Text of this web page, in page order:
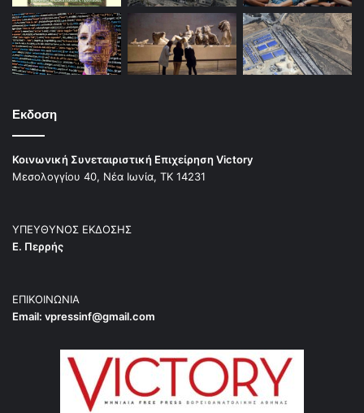
Εκδοση
Κοινωνική Συνεταιριστική Επιχείρηση Victory
Μεσολογγίου 40, Νέα Ιωνία, ΤΚ 14231
ΥΠΕΥΘΥΝΟΣ ΕΚΔΟΣΗΣ
Ε. Περρής
ΕΠΙΚΟΙΝΩΝΙΑ
Email: vpressinf@gmail.com